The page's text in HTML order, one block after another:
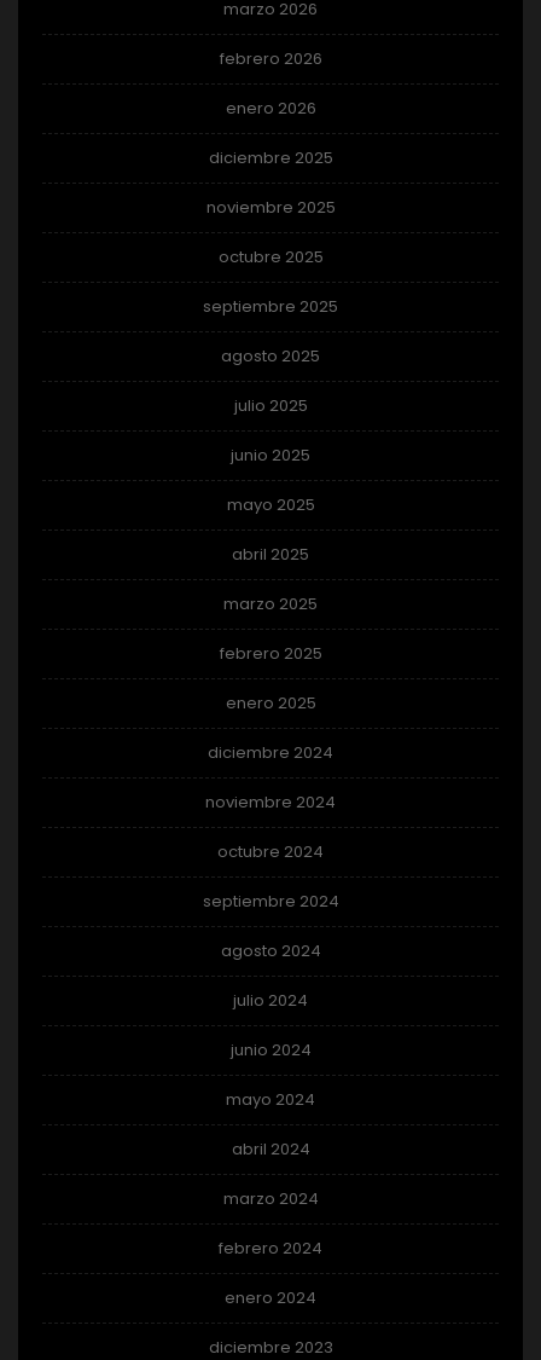
marzo 2026
febrero 2026
enero 2026
diciembre 2025
noviembre 2025
octubre 2025
septiembre 2025
agosto 2025
julio 2025
junio 2025
mayo 2025
abril 2025
marzo 2025
febrero 2025
enero 2025
diciembre 2024
noviembre 2024
octubre 2024
septiembre 2024
agosto 2024
julio 2024
junio 2024
mayo 2024
abril 2024
marzo 2024
febrero 2024
enero 2024
diciembre 2023